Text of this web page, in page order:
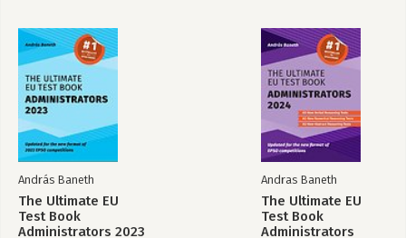
András Baneth
The Ultimate EU
Test Book
Administrators 2023
Andras Baneth
The Ultimate EU
Test Book
Administrators